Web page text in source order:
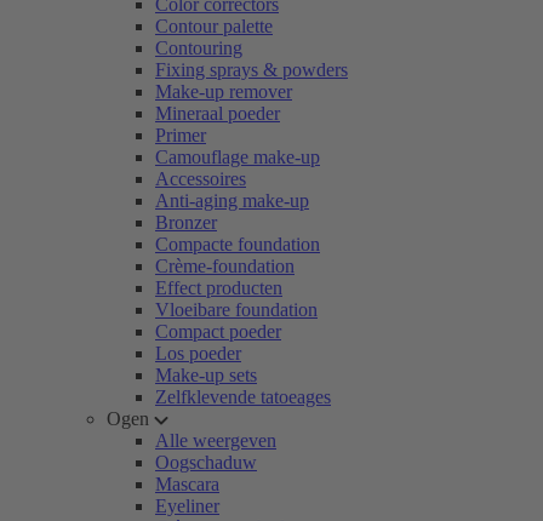
Color correctors
Contour palette
Contouring
Fixing sprays & powders
Make-up remover
Mineraal poeder
Primer
Camouflage make-up
Accessoires
Anti-aging make-up
Bronzer
Compacte foundation
Crème-foundation
Effect producten
Vloeibare foundation
Compact poeder
Los poeder
Make-up sets
Zelfklevende tatoeages
Ogen
Alle weergeven
Oogschaduw
Mascara
Eyeliner